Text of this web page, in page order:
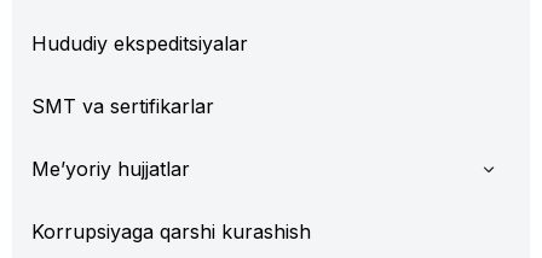
Hududiy ekspeditsiyalar
SMT va sertifikarlar
Me’yoriy hujjatlar
Korrupsiyaga qarshi kurashish